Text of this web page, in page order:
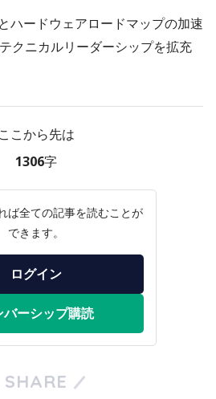
ハードウェアロードマップの加速
クニカルリーダーシップを拡充
ここから先は
1306字
ば全ての記事を読むことが
できます。
ログイン
バーシップ購読
SHARE